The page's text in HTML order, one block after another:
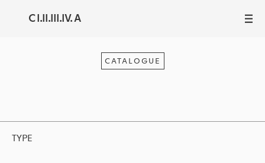
C I.II.III.IV. A III
CATALOGUE
TYPE